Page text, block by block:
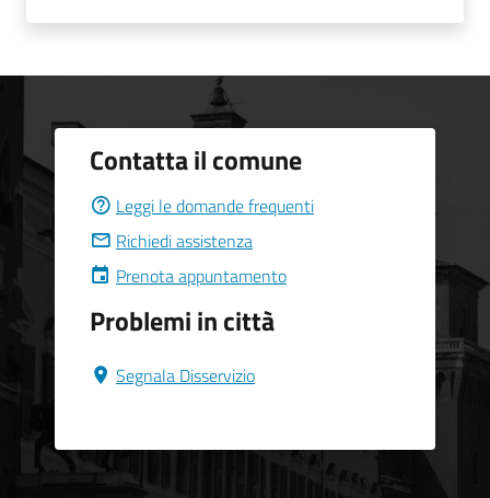
Contatta il comune
Leggi le domande frequenti
Richiedi assistenza
Prenota appuntamento
Problemi in città
Segnala Disservizio